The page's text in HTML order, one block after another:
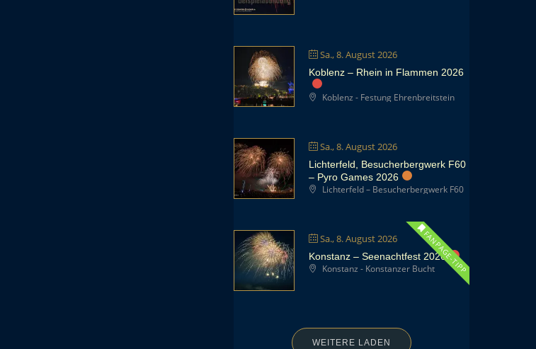
Sa., 8. August 2026
Koblenz – Rhein in Flammen 2026
Koblenz - Festung Ehrenbreitstein
Sa., 8. August 2026
Lichterfeld, Besucherbergwerk F60
– Pyro Games 2026
Lichterfeld – Besucherbergwerk F60
Sa., 8. August 2026 FANPAGE-TIPP
Konstanz – Seenachtfest 2026
Konstanz - Konstanzer Bucht
WEITERE LADEN